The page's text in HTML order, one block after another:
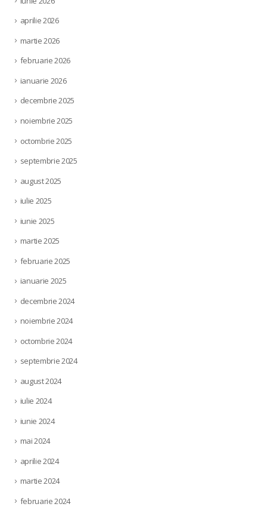
aprilie 2026
martie 2026
februarie 2026
ianuarie 2026
decembrie 2025
noiembrie 2025
octombrie 2025
septembrie 2025
august 2025
iulie 2025
iunie 2025
martie 2025
februarie 2025
ianuarie 2025
decembrie 2024
noiembrie 2024
octombrie 2024
septembrie 2024
august 2024
iulie 2024
iunie 2024
mai 2024
aprilie 2024
martie 2024
februarie 2024